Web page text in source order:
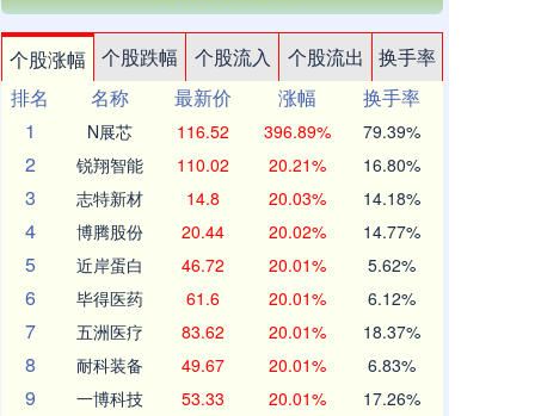
个股涨幅 个股跌幅 个股流入 个股流出
换手率
排名
名称 最新价 涨幅
换手率
1
N展芯 116.52 396.89% 79.39%
2 锐翔智能 110.02 20.21% 16.80%
3 志特新材 14.8 20.03% 14.18%
4 博腾股份 20.44 20.02% 14.77%
5 近岸蛋白 46.72 20.01% 5.62%
6 毕得医药 61.6 20.01% 6.12%
7 五洲医疗 83.62 20.01% 18.37%
8 耐科装备 49.67 20.01% 6.83%
9 一博科技 53.33 20.01% 17.26%